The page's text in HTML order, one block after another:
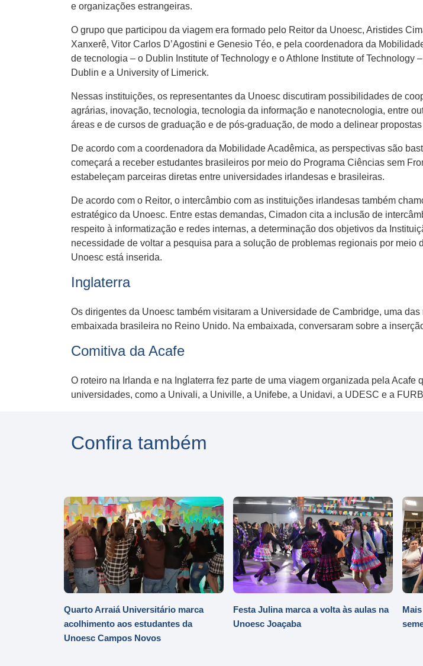
e organizações estrangeiras.
O grupo que participou da viagem era formado pelo Reitor da Unoesc, Aristides
Xanxerê, Vitor Carlos D’Agostini e Genesio Téo, e pela coordenadora da
de tecnologia – o Dublin Institute of Technology e o Athlone Institute of
Dublin e a University of Limerick.
Nessas instituições, os representantes da Unoesc discutiram possibilidades de
agrárias, inovação, tecnologia, tecnologia da informação e nanotecnologia, entre
áreas e de cursos de graduação e de pós-graduação, de modo a delinear
De acordo com a coordenadora da Mobilidade Acadêmica, as perspectivas são
começará a receber estudantes brasileiros por meio do Programa Ciências sem
estabeleçam parceiras diretas entre universidades irlandesas e brasileiras.
De acordo com o Reitor, o intercâmbio com as instituições irlandesas também
estratégico da Unoesc. Entre estas demandas, Cimadon cita a inclusão de
respeito à informatização e redes internas, a determinação dos objetivos da
necessidade de voltar a pesquisa para a solução de problemas regionais por
Unoesc está inserida.
Inglaterra
Os dirigentes da Unoesc também visitaram a Universidade de Cambridge, uma
embaixada brasileira no Reino Unido. Na embaixada, conversaram sobre a
Comitiva da Acafe
O roteiro na Irlanda e na Inglaterra fez parte de uma viagem organizada pela
universidades, como a Univali, a Univille, a Unifebe, a Unidavi, a UDESC e a
Confira também
Quarto Arraiá Universitário marca
acolhimento aos estudantes da
Unoesc Campos Novos
Festa Julina marca a volta às aulas na
Unoesc Joaçaba